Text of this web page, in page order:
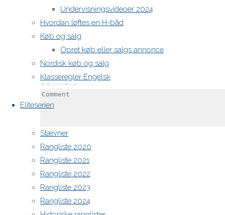
Undervisningsvideoer 2024
Hvordan løftes en H-båd
Køb og salg
Opret køb eller salgs annonce
Nordisk køb og salg
Klasseregler Engelsk
Eliteserien
Stævner
Rangliste 2020
Rangliste 2021
Rangliste 2022
Rangliste 2023
Rangliste 2024
publiceret.
Krævede
felter er
markeret
med*
Comment
Name*
Email*